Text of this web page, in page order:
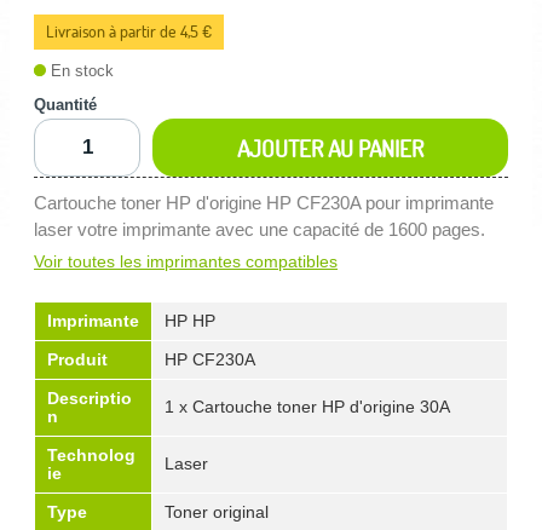
Livraison à partir de 4,5 €
En stock
Quantité
AJOUTER AU PANIER
Cartouche toner HP d'origine HP CF230A pour imprimante
laser votre imprimante avec une capacité de 1600 pages.
Voir toutes les imprimantes compatibles
Imprimante
HP HP
Produit
HP CF230A
Descriptio
n
1 x Cartouche toner HP d'origine 30A
Technolog
ie
Laser
Type
Toner original